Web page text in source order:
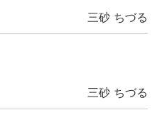
三砂 ちづる
三砂 ちづる